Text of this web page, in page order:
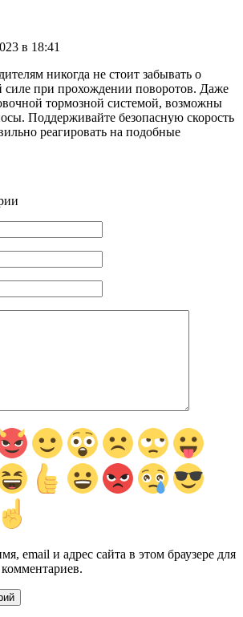
в 18:41
никогда не стоит забывать о
силе при прохождении поворотов. Даже
тормозной системой, возможны
Поддерживайте безопасную скорость
реагировать на подобные
email и адрес сайта в этом браузере для